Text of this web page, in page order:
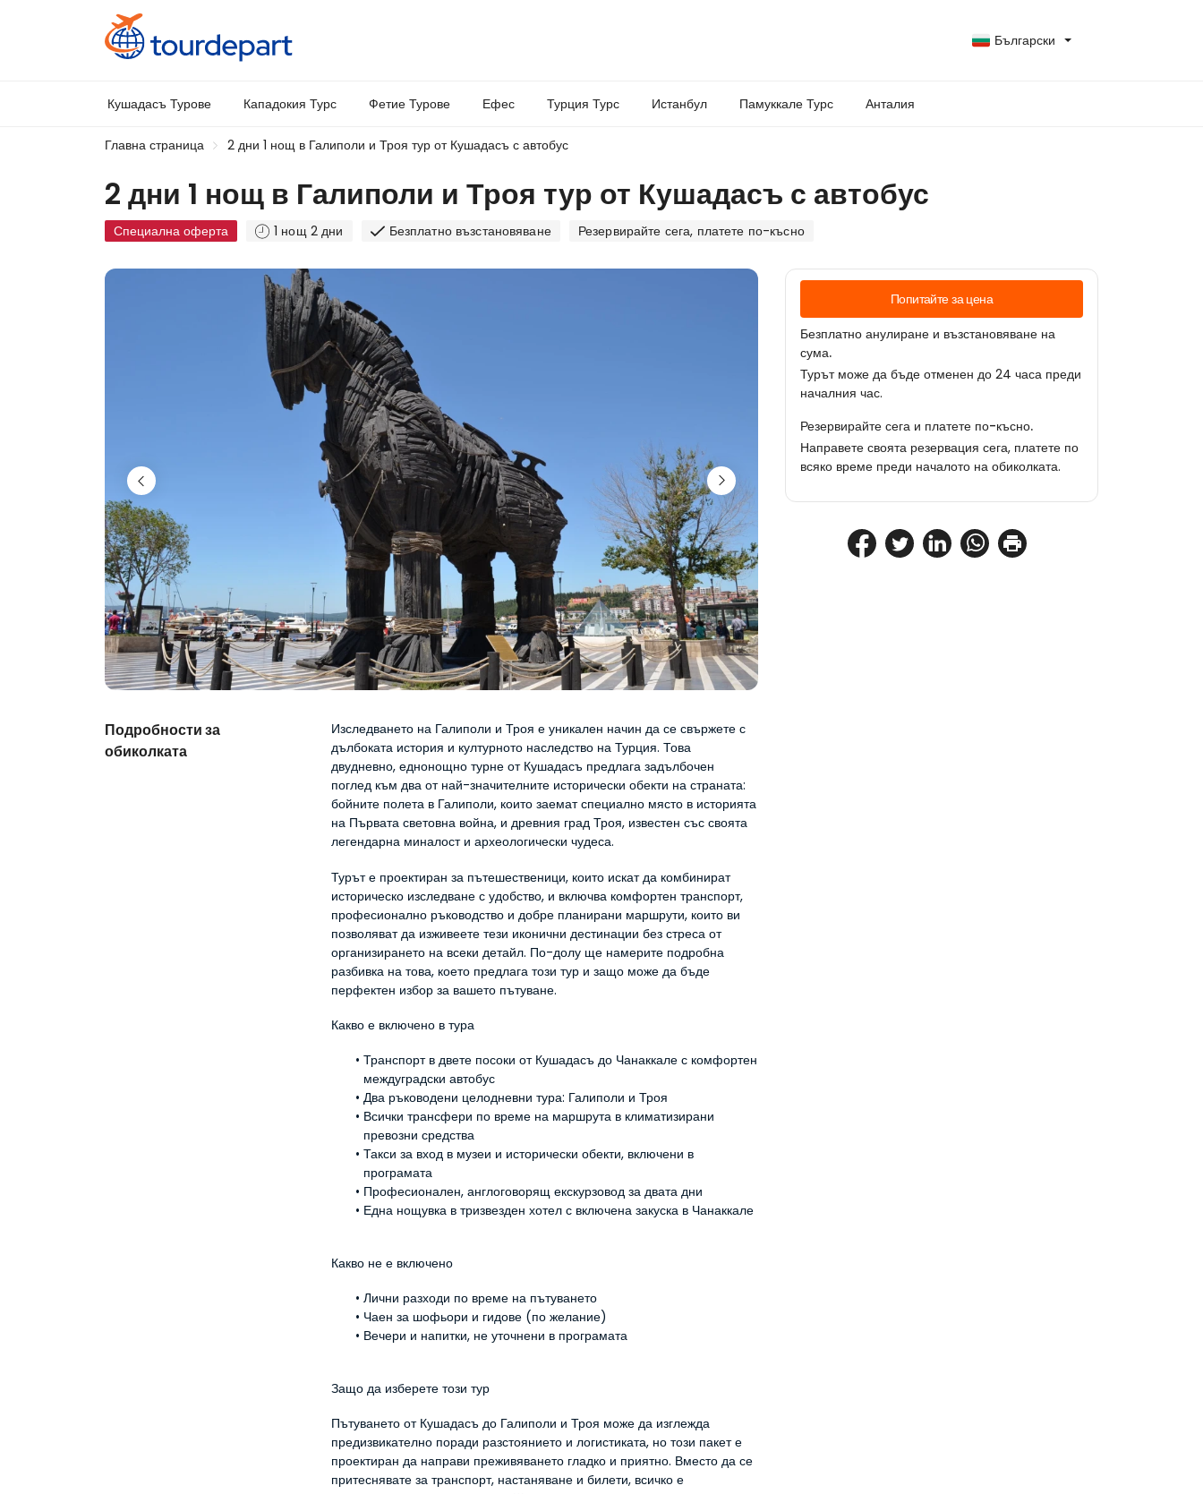
Български
Кушадасъ Турове Кападокия Турс Фетие Турове Ефес Турция Турс Истанбул Памуккале Турс Анталия
Главна страница 2 дни 1 нощ в Галиполи и Троя тур от Кушадасъ с автобус
2 дни 1 нощ в Галиполи и Троя тур от Кушадасъ с автобус
Специална оферта 1 нощ 2 дни Безплатно възстановяване Резервирайте сега, платете по-късно
Подробности за
обиколката
Изследването на Галиполи и Троя е уникален начин да се свържете с
дълбоката история и културното наследство на Турция. Това
двудневно, еднонощно турне от Кушадасъ предлага задълбочен
поглед към два от най-значителните исторически обекти на страната:
бойните полета в Галиполи, които заемат специално място в историята
на Първата световна война, и древния град Троя, известен със своята
легендарна миналост и археологически чудеса.
Турът е проектиран за пътешественици, които искат да комбинират
историческо изследване с удобство, и включва комфортен транспорт,
професионално ръководство и добре планирани маршрути, които ви
позволяват да изживеете тези иконични дестинации без стреса от
организирането на всеки детайл. По-долу ще намерите подробна
разбивка на това, което предлага този тур и защо може да бъде
перфектен избор за вашето пътуване.
Какво е включено в тура
Транспорт в двете посоки от Кушадасъ до Чанаккале с комфортен
междуградски автобус
Два ръководени целодневни тура: Галиполи и Троя
Всички трансфери по време на маршрута в климатизирани
превозни средства
Такси за вход в музеи и исторически обекти, включени в
програмата
Професионален, англоговорящ екскурзовод за двата дни
Една нощувка в тризвезден хотел с включена закуска в Чанаккале
Какво не е включено
Лични разходи по време на пътуването
Чаен за шофьори и гидове (по желание)
Вечери и напитки, не уточнени в програмата
Защо да изберете този тур
Пътуването от Кушадасъ до Галиполи и Троя може да изглежда
предизвикателно поради разстоянието и логистиката, но този пакет е
проектиран да направи преживяването гладко и приятно. Вместо да се
притеснявате за транспорт, настаняване и билети, всичко е
Попитайте за цена
Безплатно анулиране и възстановяване на
сума.
Турът може да бъде отменен до 24 часа преди
началния час.
Резервирайте сега и платете по-късно.
Направете своята резервация сега, платете по
всяко време преди началото на обиколката.